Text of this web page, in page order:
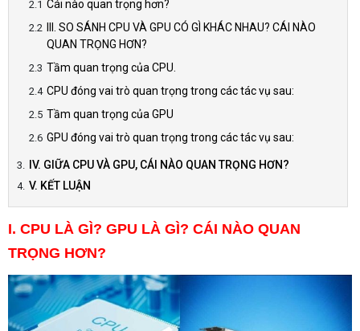
Cái nào quan trọng hơn?
III. SO SÁNH CPU VÀ GPU CÓ GÌ KHÁC NHAU? CÁI NÀO
QUAN TRỌNG HƠN?
Tầm quan trọng của CPU.
CPU đóng vai trò quan trọng trong các tác vụ sau:
Tầm quan trọng của GPU
GPU đóng vai trò quan trọng trong các tác vụ sau:
IV. GIỮA CPU VÀ GPU, CÁI NÀO QUAN TRỌNG HƠN?
V. KẾT LUẬN
I. CPU LÀ GÌ? GPU LÀ GÌ? CÁI NÀO QUAN
TRỌNG HƠN?